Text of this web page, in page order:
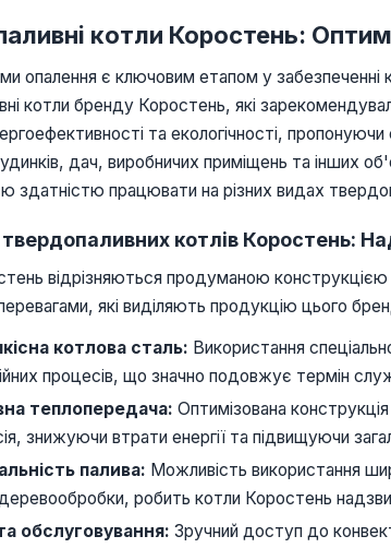
котли Коростень:
опалення є ключовим етапом у
котли бренду Коростень, які
та екологічності,
дач, виробничих приміщень та інших
здатністю працювати на різних видах
котлів Коростень:
відрізняються продуманою конструкцією
які виділяють продукцію цього
котлова сталь: Використання
процесів, що значно подовжує термін
теплопередача: Оптимізована
знижуючи втрати енергії та підвищуючи
палива: Можливість використання
робить котли Коростень
обслуговування: Зручний доступ до